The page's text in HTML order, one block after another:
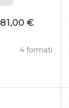
81,00 €
4 formati